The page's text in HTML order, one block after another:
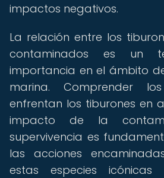
impactos negativos.
La relación entre los
contaminados es un
importancia en el ámbito
marina. Comprender
enfrentan los tiburones en
impacto de la
supervivencia es
las acciones
estas especies